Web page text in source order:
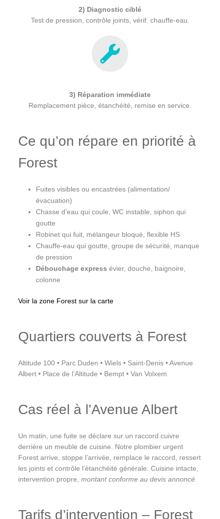
2) Diagnostic ciblé
Test de pression, contrôle joints, vérif. chauffe-eau.
3) Réparation immédiate
Remplacement pièce, étanchéité, remise en service.
Ce qu’on répare en priorité à
Forest
Fuites visibles ou encastrées (alimentation/
évacuation)
Chasse d’eau qui coule, WC instable, siphon qui
goutte
Robinet qui fuit, mélangeur bloqué, flexible HS
Chauffe-eau qui goutte, groupe de sécurité, manque
de pression
Débouchage express évier, douche, baignoire,
colonne
Voir la zone Forest sur la carte
Quartiers couverts à Forest
Altitude 100 • Parc Duden • Wiels • Saint-Denis • Avenue
Albert • Place de l’Altitude • Bempt • Van Volxem.
Cas réel à l’Avenue Albert
Un matin, une fuite se déclare sur un raccord cuivre
derrière un meuble de cuisine. Notre plombier urgent
Forest arrive, stoppe l’arrivée, remplace le raccord, ressert
les joints et contrôle l’étanchéité générale. Cuisine intacte,
intervention propre,montant conforme au devis annoncé
Tarifs d’intervention – Forest